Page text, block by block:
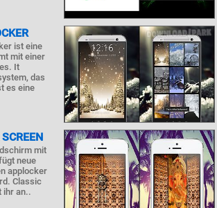
ist eine
mit einer
It
das
es eine
mit
neue
applocker
Classic
ihr an..